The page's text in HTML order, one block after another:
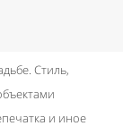
Стиль,
и иное